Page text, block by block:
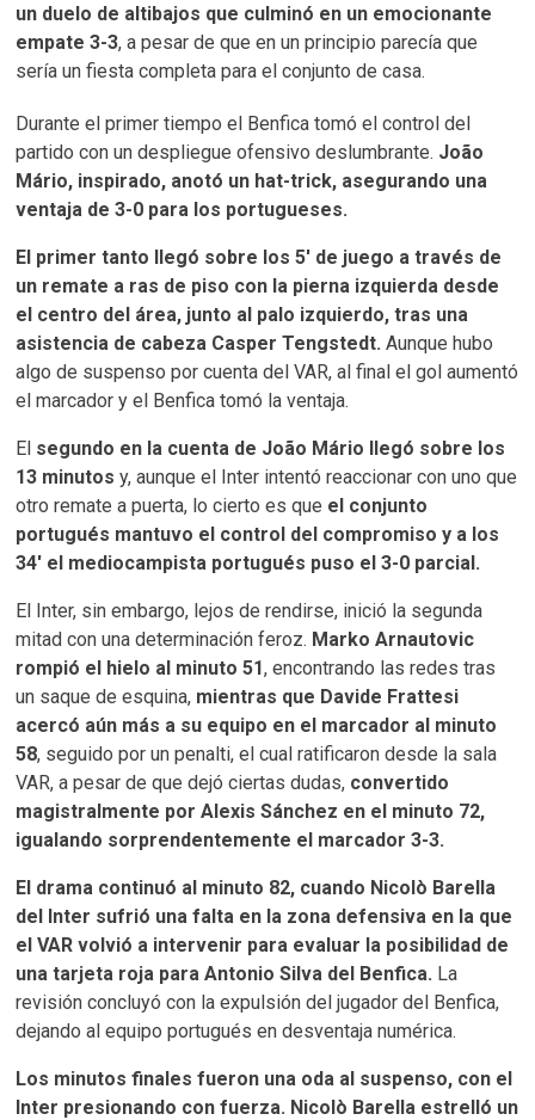
un duelo de altibajos que culminó en un emocionante
empate 3-3, a pesar de que en un principio parecía que
sería un fiesta completa para el conjunto de casa.
Durante el primer tiempo el Benfica tomó el control del
partido con un despliegue ofensivo deslumbrante. João
Mário, inspirado, anotó un hat-trick, asegurando una
ventaja de 3-0 para los portugueses.
El primer tanto llegó sobre los 5′ de juego a través de
un remate a ras de piso con la pierna izquierda desde
el centro del área, junto al palo izquierdo, tras una
asistencia de cabeza Casper Tengstedt.Aunque hubo
algo de suspenso por cuenta del VAR, al final el gol aumentó
el marcador y el Benfica tomó la ventaja.
El segundo en la cuenta de João Mário llegó sobre los
13 minutos y, aunque el Inter intentó reaccionar con uno que
otro remate a puerta, lo cierto es que el conjunto
portugués mantuvo el control del compromiso y a los
34′ el mediocampista portugués puso el 3-0 parcial.
El Inter, sin embargo, lejos de rendirse, inició la segunda
mitad con una determinación feroz. Marko Arnautovic
rompió el hielo al minuto 51, encontrando las redes tras
un saque de esquina, mientras que Davide Frattesi
acercó aún más a su equipo en el marcador al minuto
58, seguido por un penalti, el cual ratificaron desde la sala
VAR, a pesar de que dejó ciertas dudas, convertido
magistralmente por Alexis Sánchez en el minuto 72,
igualando sorprendentemente el marcador 3-3.
El drama continuó al minuto 82, cuando Nicolò Barella
del Inter sufrió una falta en la zona defensiva en la que
el VAR volvió a intervenir para evaluar la posibilidad de
una tarjeta roja para Antonio Silva del Benfica. La
revisión concluyó con la expulsión del jugador del Benfica,
dejando al equipo portugués en desventaja numérica.
Los minutos finales fueron una oda al suspenso, con el
Inter presionando con fuerza. Nicolò Barella estrelló un